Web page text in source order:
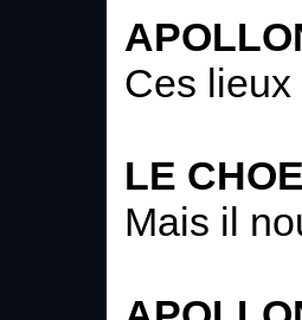
Ces
LE
Mais il